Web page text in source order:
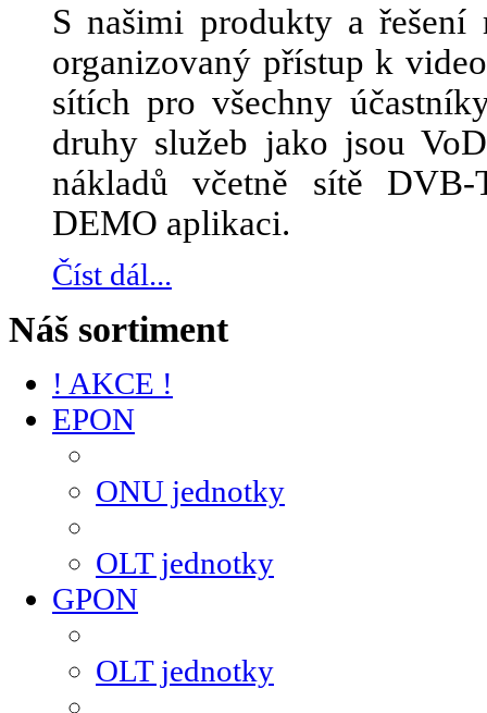
S našimi produkty a řešení
organizovaný přístup k
sítích pro všechny
druhy služeb jako jsou
nákladů včetně sítě
DEMO aplikaci.
Číst dál...
Náš sortiment
! AKCE !
EPON
ONU jednotky
OLT jednotky
GPON
OLT jednotky